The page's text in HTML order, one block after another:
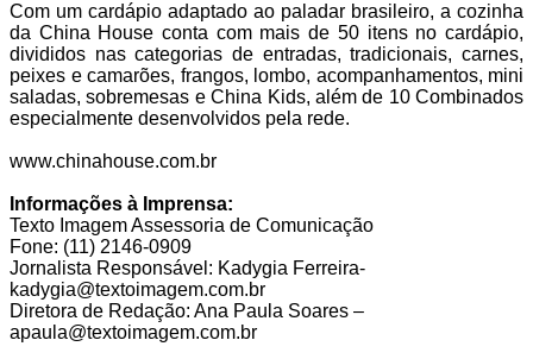
Com um cardápio adaptado ao paladar brasileiro, a cozinha
da China House conta com mais de 50 itens no cardápio,
divididos nas categorias de entradas, tradicionais, carnes,
peixes e camarões, frangos, lombo, acompanhamentos, mini
saladas, sobremesas e China Kids, além de 10 Combinados
especialmente desenvolvidos pela rede.
www.chinahouse.com.br
Informações à Imprensa:
Texto Imagem Assessoria de Comunicação
Fone: (11) 2146-0909
Jornalista Responsável: Kadygia Ferreira-
kadygia@textoimagem.com.br
Diretora de Redação: Ana Paula Soares –
apaula@textoimagem.com.br